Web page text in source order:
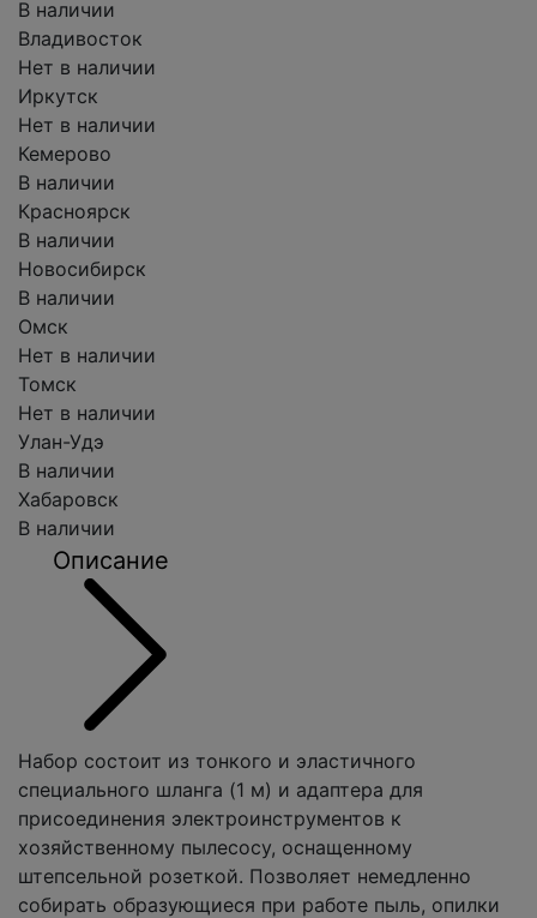
В наличии
Владивосток
Нет в наличии
Иркутск
Нет в наличии
Кемерово
В наличии
Красноярск
В наличии
Новосибирск
В наличии
Омск
Нет в наличии
Томск
Нет в наличии
Улан-Удэ
В наличии
Хабаровск
В наличии
Описание
Набор состоит из тонкого и эластичного
специального шланга (1 м) и адаптера для
присоединения электроинструментов к
хозяйственному пылесосу, оснащенному
штепсельной розеткой. Позволяет немедленно
собирать образующиеся при работе пыль, опилки